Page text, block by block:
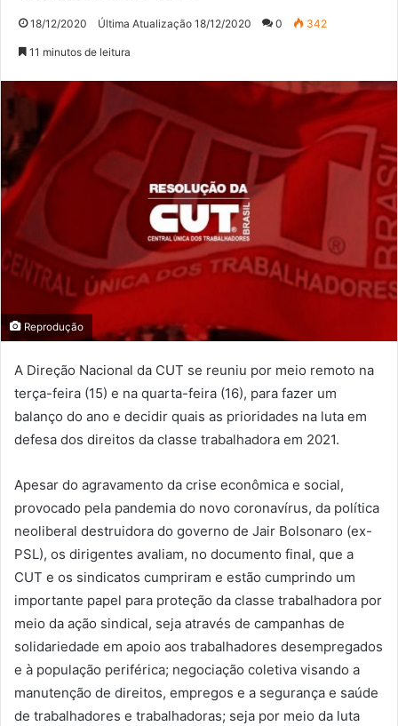
18/12/2020 Última Atualização 18/12/2020 0 342
11 minutos de leitura
Reprodução
A Direção Nacional da CUT se reuniu por meio remoto na
terça-feira (15) e na quarta-feira (16), para fazer um
balanço do ano e decidir quais as prioridades na luta em
defesa dos direitos da classe trabalhadora em 2021.
Apesar do agravamento da crise econômica e social,
provocado pela pandemia do novo coronavírus, da política
neoliberal destruidora do governo de Jair Bolsonaro (ex-
PSL), os dirigentes avaliam, no documento final, que a
CUT e os sindicatos cumpriram e estão cumprindo um
importante papel para proteção da classe trabalhadora por
meio da ação sindical, seja através de campanhas de
solidariedade em apoio aos trabalhadores desempregados
e à população periférica; negociação coletiva visando a
manutenção de direitos, empregos e a segurança e saúde
de trabalhadores e trabalhadoras; seja por meio da luta